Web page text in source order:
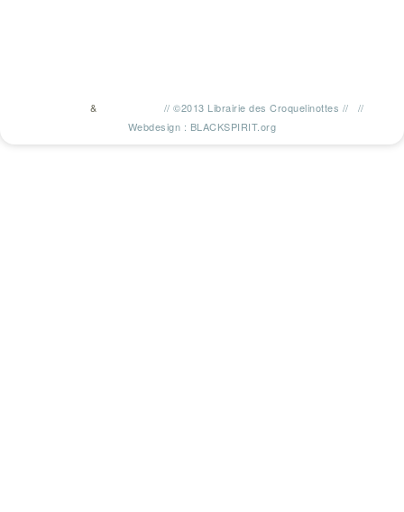
& //©2013 Librairie des Croquelinottes //
//
Webdesign : BLACKSPIRIT.org